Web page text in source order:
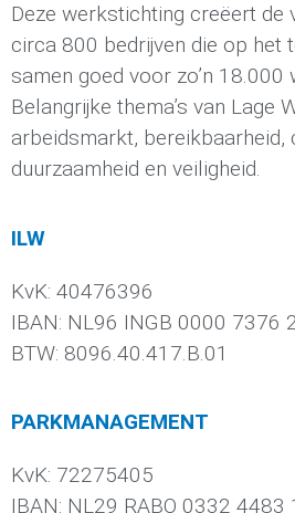
Deze werkstichting creëert de
circa 800 bedrijven die op het
samen goed voor zo’n 18.000
Belangrijke thema’s van Lage
arbeidsmarkt, bereikbaarheid,
duurzaamheid en veiligheid.
ILW
KvK: 40476396
IBAN: NL96 INGB 0000 7376
BTW: 8096.40.417.B.01
PARKMANAGEMENT
KvK: 72275405
IBAN: NL29 RABO 0332 4483